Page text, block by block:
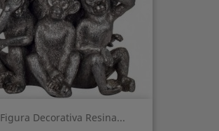
Figura Decorativa Resina...